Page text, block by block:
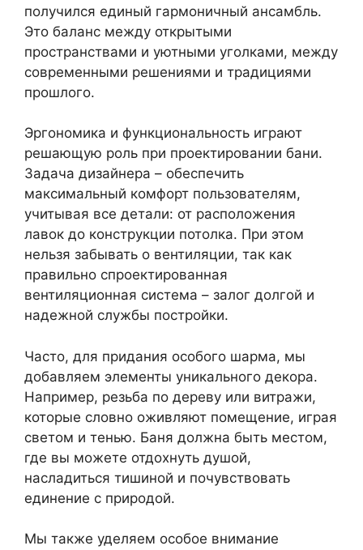
получился единый гармоничный ансамбль.
Это баланс между открытыми
пространствами и уютными уголками, между
современными решениями и традициями
прошлого.
Эргономика и функциональность играют
решающую роль при проектировании бани.
Задача дизайнера – обеспечить
максимальный комфорт пользователям,
учитывая все детали: от расположения
лавок до конструкции потолка. При этом
нельзя забывать о вентиляции, так как
правильно спроектированная
вентиляционная система – залог долгой и
надежной службы постройки.
Часто, для придания особого шарма, мы
добавляем элементы уникального декора.
Например, резьба по дереву или витражи,
которые словно оживляют помещение, играя
светом и тенью. Баня должна быть местом,
где вы можете отдохнуть душой,
насладиться тишиной и почувствовать
единение с природой.
Мы также уделяем особое внимание